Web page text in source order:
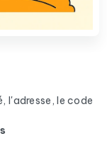
l'adresse, le code